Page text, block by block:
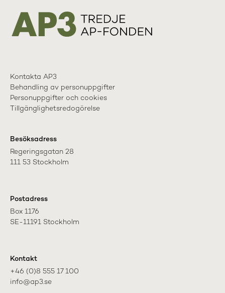
Kontakta AP3
Behandling av personuppgifter
Personuppgifter och cookies
Tillgänglighetsredogörelse
Besöksadress
Regeringsgatan 28
111 53 Stockholm
Postadress
Box 1176
SE-11191 Stockholm
Kontakt
+46 (0)8 555 17 100
info@ap3.se